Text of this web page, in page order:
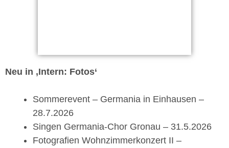
Neu in ‚Intern: Fotos‘
Sommerevent – Germania in Einhausen –
28.7.2026
Singen Germania-Chor Gronau – 31.5.2026
Fotografien Wohnzimmerkonzert II –